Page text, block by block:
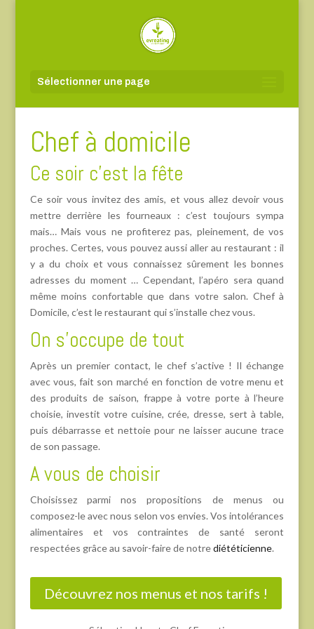
Sélectionner une page
Chef à domicile
Ce soir c’est la fête
Ce soir vous invitez des amis, et vous allez devoir vous
mettre derrière les fourneaux : c’est toujours sympa
mais… Mais vous ne profiterez pas, pleinement, de vos
proches. Certes, vous pouvez aussi aller au restaurant : il
y a du choix et vous connaissez sûrement les bonnes
adresses du moment … Cependant, l’apéro sera quand
même moins confortable que dans votre salon. Chef à
Domicile, c’est le restaurant qui s’installe chez vous.
On s’occupe de tout
Après un premier contact, le chef s’active ! Il échange
avec vous, fait son marché en fonction de votre menu et
des produits de saison, frappe à votre porte à l’heure
choisie, investit votre cuisine, crée, dresse, sert à table,
puis débarrasse et nettoie pour ne laisser aucune trace
de son passage.
A vous de choisir
Choisissez parmi nos propositions de menus ou
composez-le avec nous selon vos envies. Vos intolérances
alimentaires et vos contraintes de santé seront
respectées grâce au savoir-faire de notrediététicienne.
Découvrez nos menus et nos tarifs !